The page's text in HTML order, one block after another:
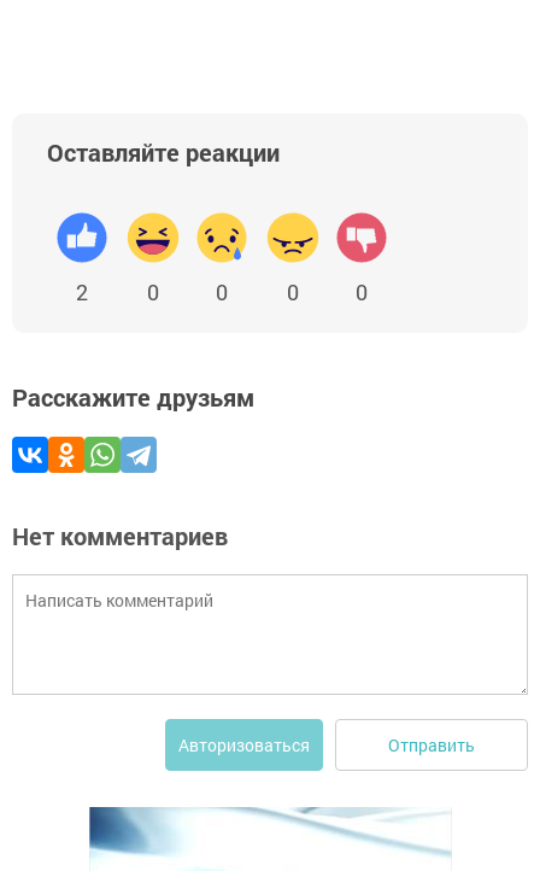
Оставляйте реакции
2 0 0 0 0
Расскажите друзьям
Нет комментариев
Авторизоваться Отправить